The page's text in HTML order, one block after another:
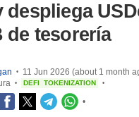
despliega
de tesorería
• 11 Jun 2026 (about 1 month
• DEFI TOKENIZATION •
•